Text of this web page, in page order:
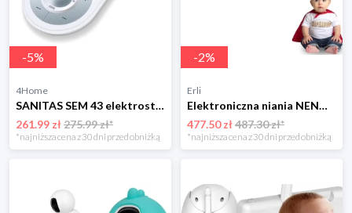
-5%
4Home
SANITAS SEM 43 elektrostymulator mięśni i nerwów Sanitas
261.99 zł275.99 zł*
*najniższa cena z 30 dni przed obniżką
-2%
Erli
Elektroniczna niania NENO VISTA z kamerą obrotowa TRYB NOCNY na żywo
477.50 zł487.30 zł*
*najniższa cena z 30 dni przed obniżką